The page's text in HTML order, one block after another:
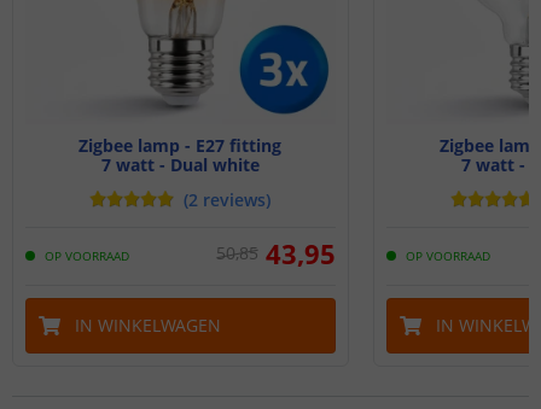
Zigbee lamp - E27 fitting
7 watt - Dual white
(2 reviews)
OP VOORRAAD 50,85 43,95
IN WINKELWAGEN
Zigbee
7 watt -
OP VOORRAAD
IN